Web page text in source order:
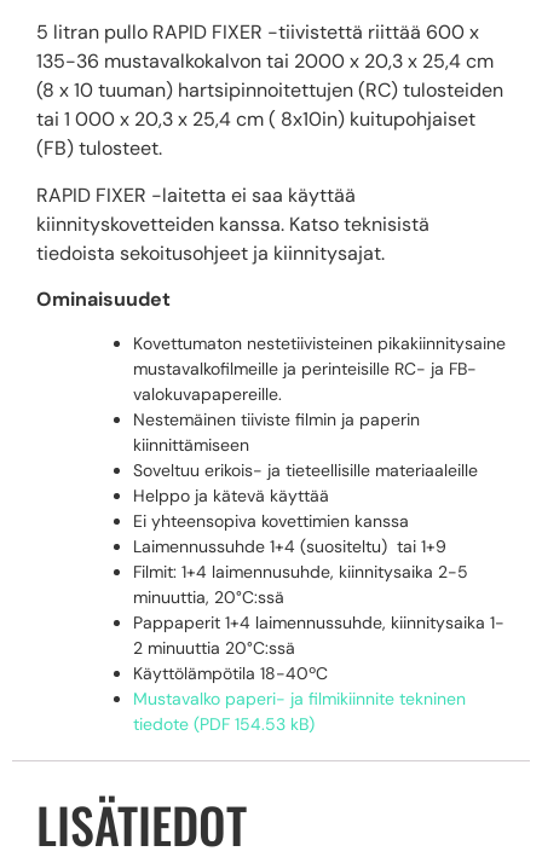
5 litran pullo RAPID FIXER -tiivistettä riittää 600 x
135-36 mustavalkokalvon tai 2000 x 20,3 x 25,4 cm
(8 x 10 tuuman) hartsipinnoitettujen (RC) tulosteiden
tai 1 000 x 20,3 x 25,4 cm ( 8x10in) kuitupohjaiset
(FB) tulosteet.
RAPID FIXER -laitetta ei saa käyttää
kiinnityskovetteiden kanssa. Katso teknisistä
tiedoista sekoitusohjeet ja kiinnitysajat.
Ominaisuudet
Kovettumaton nestetiivisteinen pikakiinnitysaine
mustavalkofilmeille ja perinteisille RC- ja FB-
valokuvapapereille.
Nestemäinen tiiviste filmin ja paperin
kiinnittämiseen
Soveltuu erikois- ja tieteellisille materiaaleille
Helppo ja kätevä käyttää
Ei yhteensopiva kovettimien kanssa
Laimennussuhde 1+4 (suositeltu) tai 1+9
Filmit: 1+4 laimennusuhde, kiinnitysaika 2-5
minuuttia, 20°C:ssä
Pappaperit 1+4 laimennussuhde, kiinnitysaika 1-
2 minuuttia 20°C:ssä
Käyttölämpötila 18-40ºC
Mustavalko paperi- ja filmikiinnite tekninen
tiedote (PDF 154.53 kB)
LISÄTIEDOT